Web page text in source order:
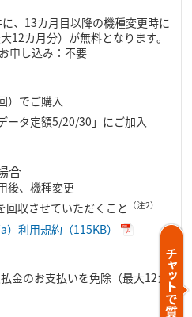
、13カ月目以降の機種変更時に
12カ月分）が無料となります。
申し込み：不要
）でご購入
ータ定額5/20/30」にご加入
合
後、機種変更
回収させていただくこと （注2）
利用規約（115KB）
金のお支払いを免除（最大12カ